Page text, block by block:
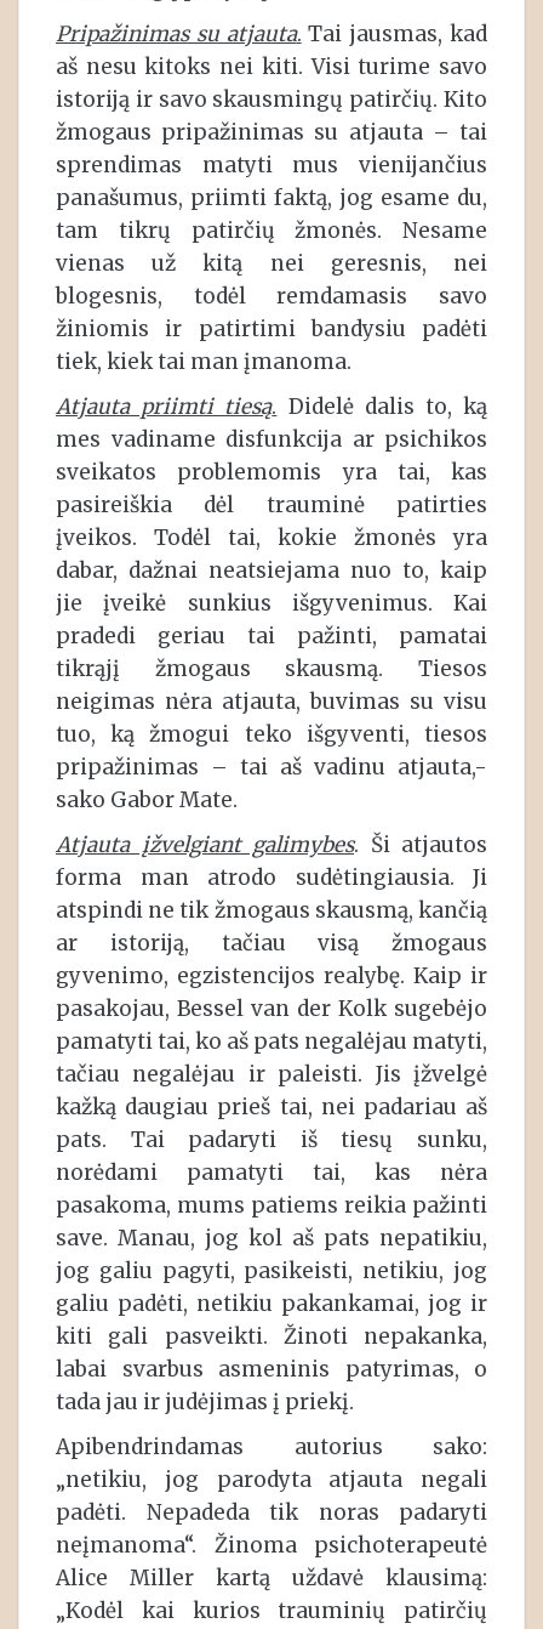
Pripažinimas su atjauta. Tai jausmas, kad
aš nesu kitoks nei kiti. Visi turime savo
istoriją ir savo skausmingų patirčių. Kito
žmogaus pripažinimas su atjauta – tai
sprendimas matyti mus vienijančius
panašumus, priimti faktą, jog esame du,
tam tikrų patirčių žmonės. Nesame
vienas už kitą nei geresnis, nei
blogesnis, todėl remdamasis savo
žiniomis ir patirtimi bandysiu padėti
tiek, kiek tai man įmanoma.
Atjauta priimti tiesą. Didelė dalis to, ką
mes vadiname disfunkcija ar psichikos
sveikatos problemomis yra tai, kas
pasireiškia dėl trauminė patirties
įveikos. Todėl tai, kokie žmonės yra
dabar, dažnai neatsiejama nuo to, kaip
jie įveikė sunkius išgyvenimus. Kai
pradedi geriau tai pažinti, pamatai
tikrąjį žmogaus skausmą. Tiesos
neigimas nėra atjauta, buvimas su visu
tuo, ką žmogui teko išgyventi, tiesos
pripažinimas – tai aš vadinu atjauta,-
sako Gabor Mate.
Atjauta įžvelgiant galimybes. Ši atjautos
forma man atrodo sudėtingiausia. Ji
atspindi ne tik žmogaus skausmą, kančią
ar istoriją, tačiau visą žmogaus
gyvenimo, egzistencijos realybę. Kaip ir
pasakojau, Bessel van der Kolk sugebėjo
pamatyti tai, ko aš pats negalėjau matyti,
tačiau negalėjau ir paleisti. Jis įžvelgė
kažką daugiau prieš tai, nei padariau aš
pats. Tai padaryti iš tiesų sunku,
norėdami pamatyti tai, kas nėra
pasakoma, mums patiems reikia pažinti
save. Manau, jog kol aš pats nepatikiu,
jog galiu pagyti, pasikeisti, netikiu, jog
galiu padėti, netikiu pakankamai, jog ir
kiti gali pasveikti. Žinoti nepakanka,
labai svarbus asmeninis patyrimas, o
tada jau ir judėjimas į priekį.
Apibendrindamas autorius sako:
„netikiu, jog parodyta atjauta negali
padėti. Nepadeda tik noras padaryti
neįmanoma“. Žinoma psichoterapeutė
Alice Miller kartą uždavė klausimą:
„Kodėl kai kurios trauminių patirčių